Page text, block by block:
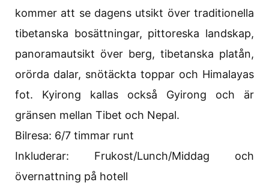
kommer att se dagens utsikt över traditionella
tibetanska bosättningar, pittoreska landskap,
panoramautsikt över berg, tibetanska platån,
orörda dalar, snötäckta toppar och Himalayas
fot. Kyirong kallas också Gyirong och är
gränsen mellan Tibet och Nepal.
Bilresa: 6/7 timmar runt
Inkluderar: Frukost/Lunch/Middag och
övernattning på hotell